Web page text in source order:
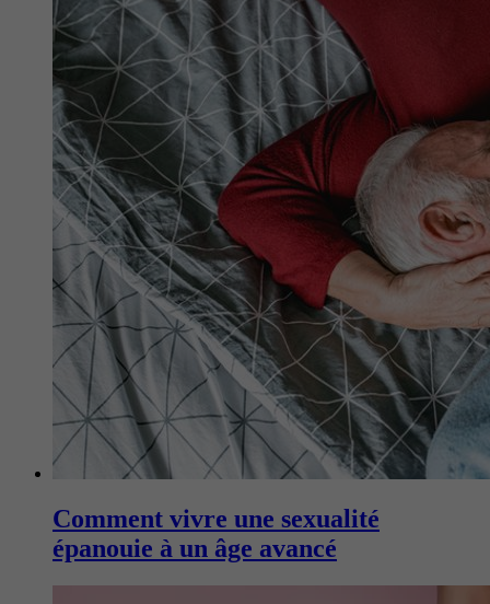
Comment vivre une sexualité
épanouie à un âge avancé